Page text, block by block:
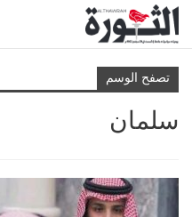
تصفح الوسم
سلمان